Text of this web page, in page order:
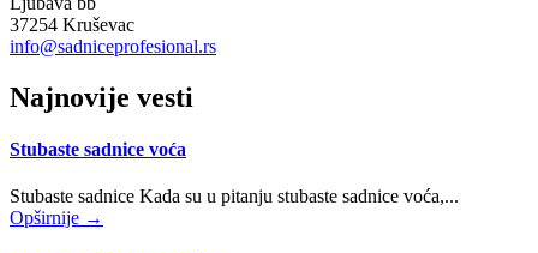
37254 Kruševac
info@sadniceprofesional.rs
Najnovije vesti
Stubaste sadnice voća
Stubaste sadnice Kada su u pitanju stubaste sadnice voća,...
Opširnije →